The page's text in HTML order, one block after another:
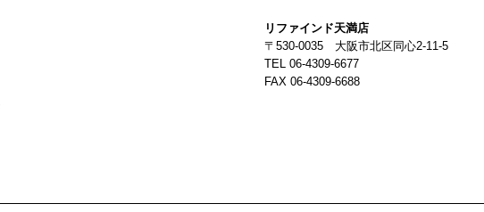
リファインド天満店
〒530-0035 大阪市北区同心2-11-5
TEL 06-4309-6677
FAX 06-4309-6688